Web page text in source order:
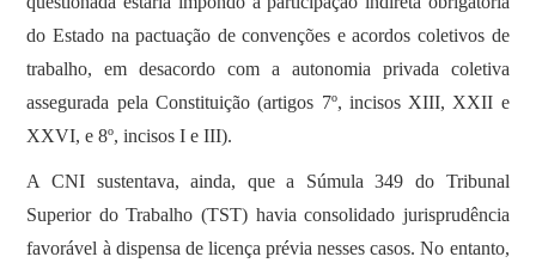
do Estado na pactuação de convenções e acordos coletivos de
trabalho, em desacordo com a autonomia privada coletiva
assegurada pela Constituição (artigos 7º, incisos XIII, XXII e
XXVI, e 8º, incisos I e III).
A CNI sustentava, ainda, que a Súmula 349 do Tribunal
Superior do Trabalho (TST) havia consolidado jurisprudência
favorável à dispensa de licença prévia nesses casos. No entanto,